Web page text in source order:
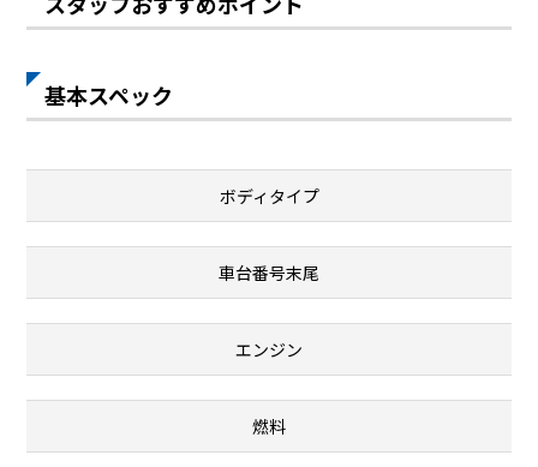
基本スペック
ボディタイプ
車台番号末尾
エンジン
燃料